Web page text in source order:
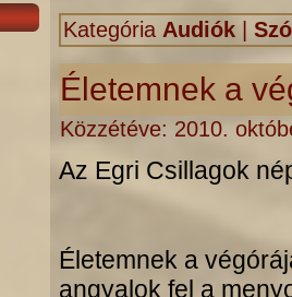
Kategória Audiók
Életemnek a
Közzétéve: 2010.
Az Egri Csillagok
Életemnek a
angyalok fel a